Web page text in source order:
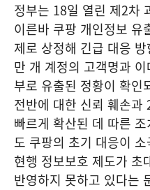
정부는 18일 열린 제2차
이른바 쿠팡 개인정보 유
제로 상정해 긴급 대응
만 개 계정의 고객명과
부로 유출된 정황이 확인
전반에 대한 신뢰 훼손과
빠르게 확산된 데 따른
도 쿠팡의 초기 대응이
현행 정보보호 제도가 초
반영하지 못하고 있다는